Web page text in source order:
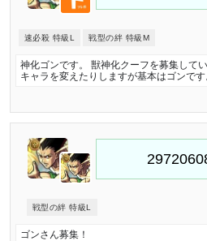
速必殺 特級L 戦型の絆 特級M
神化ゴンです。 獣神化クーフを募集して
キャラを変えたりしますが基本はゴンです
戦型の絆 特級L
ゴンさん募集！